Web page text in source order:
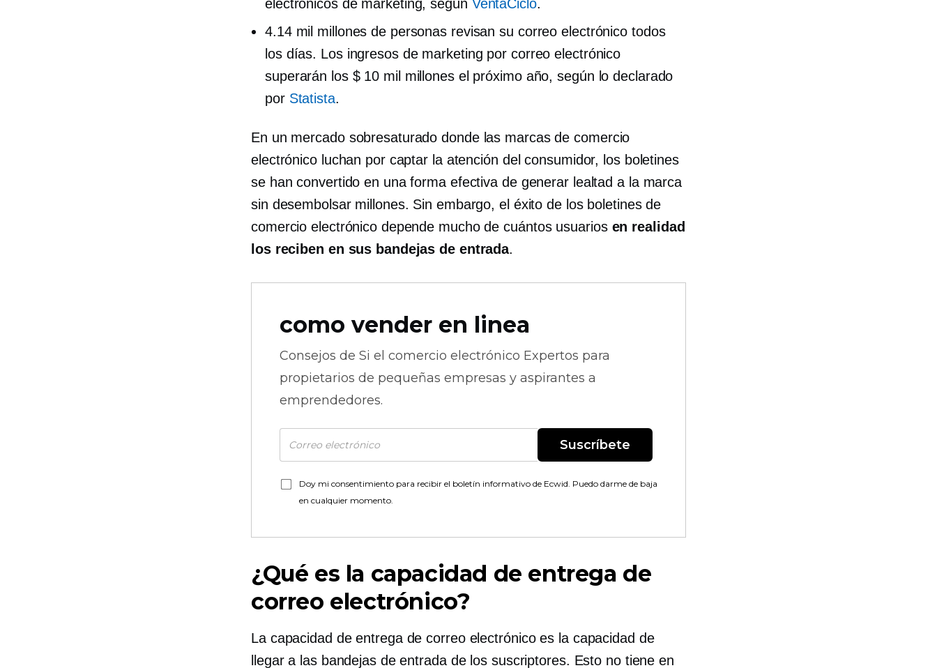
electrónicos de marketing, según VentaCiclo.
4.14 mil millones de personas revisan su correo electrónico todos
los días. Los ingresos de marketing por correo electrónico
superarán los $ 10 mil millones el próximo año, según lo declarado
por Statista.
En un mercado sobresaturado donde las marcas de comercio
electrónico luchan por captar la atención del consumidor, los boletines
se han convertido en una forma efectiva de generar lealtad a la marca
sin desembolsar millones. Sin embargo, el éxito de los boletines de
comercio electrónico depende mucho de cuántos usuarios en realidad
los reciben en sus bandejas de entrada.
como vender en linea
Consejos de Si el comercio electrónico Expertos para
propietarios de pequeñas empresas y aspirantes a
emprendedores.
Suscríbete
Doy mi consentimiento para recibir el boletín informativo de Ecwid. Puedo darme de baja
en cualquier momento.
¿Qué es la capacidad de entrega de
correo electrónico?
La capacidad de entrega de correo electrónico es la capacidad de
llegar a las bandejas de entrada de los suscriptores. Esto no tiene en